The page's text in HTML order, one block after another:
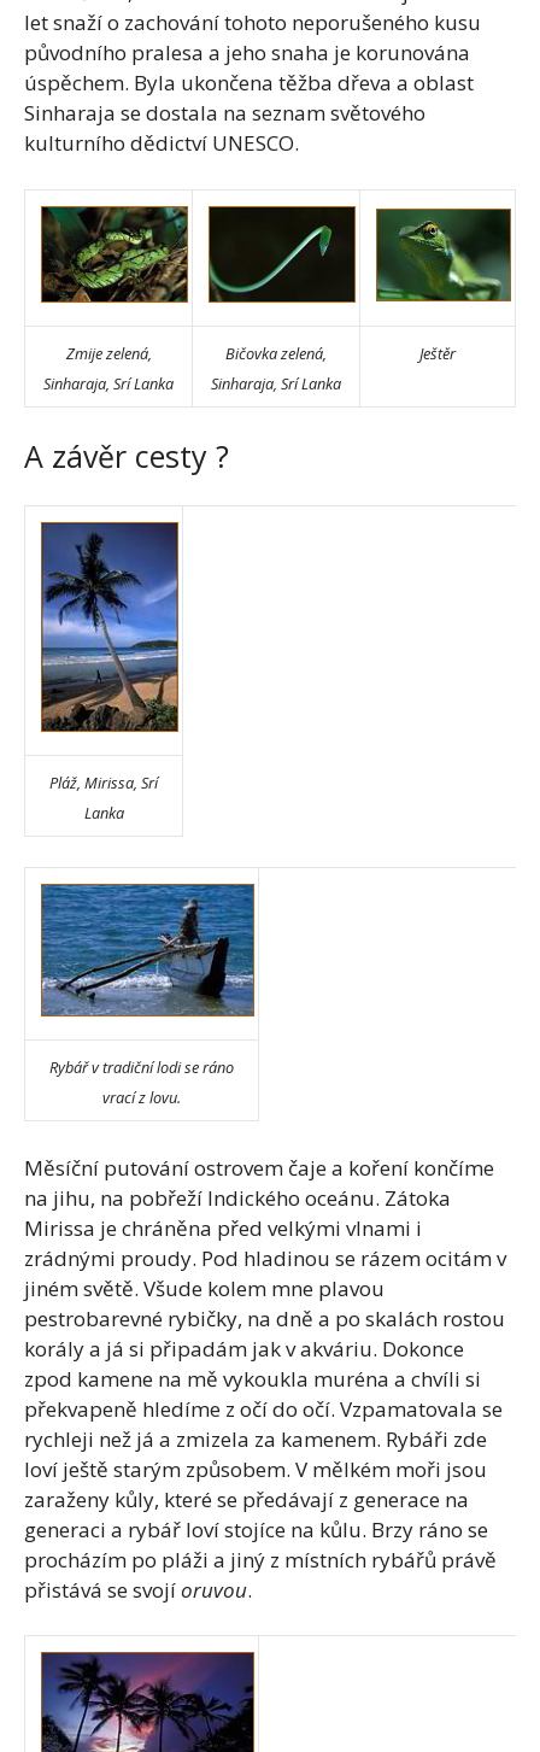
let snaží o zachování tohoto neporušeného kusu
původního pralesa a jeho snaha je korunována
úspěchem. Byla ukončena těžba dřeva a oblast
Sinharaja se dostala na seznam světového
kulturního dědictví UNESCO.
Zmije zelená,
Sinharaja, Srí Lanka
Bičovka zelená,
Sinharaja, Srí Lanka
Ještěr
A závěr cesty ?
Pláž, Mirissa, Srí
Lanka
Rybář v tradiční lodi se ráno
vrací z lovu.
Měsíční putování ostrovem čaje a koření končíme
na jihu, na pobřeží Indického oceánu. Zátoka
Mirissa je chráněna před velkými vlnami i
zrádnými proudy. Pod hladinou se rázem ocitám v
jiném světě. Všude kolem mne plavou
pestrobarevné rybičky, na dně a po skalách rostou
korály a já si připadám jak v akváriu. Dokonce
zpod kamene na mě vykoukla muréna a chvíli si
překvapeně hledíme z očí do očí. Vzpamatovala se
rychleji než já a zmizela za kamenem. Rybáři zde
loví ještě starým způsobem. V mělkém moři jsou
zaraženy kůly, které se předávají z generace na
generaci a rybář loví stojíce na kůlu. Brzy ráno se
procházím po pláži a jiný z místních rybářů právě
přistává se svojíoruvou.